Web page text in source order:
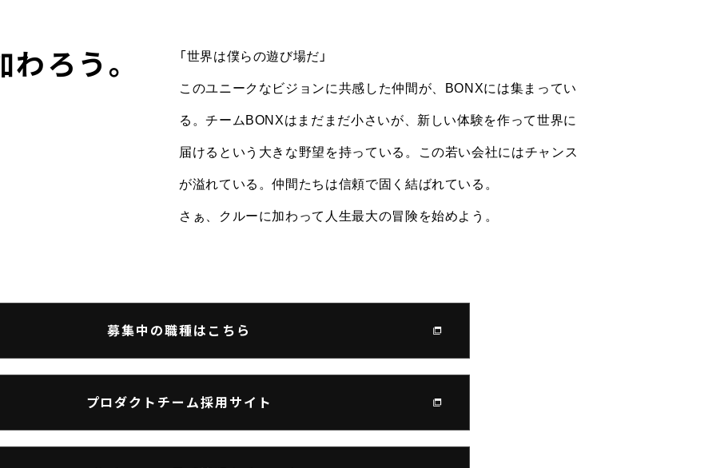
ろう。
「世界は僕らの遊び場だ」
このユニークなビジョンに共感した仲間が、BONXには集まってい
る。チームBONXはまだまだ小さいが、新しい体験を作って世界に
届けるという大きな野望を持っている。この若い会社にはチャンス
が溢れている。仲間たちは信頼で固く結ばれている。
さぁ、クルーに加わって人生最大の冒険を始めよう。
募集中の職種はこちら
プロダクトチーム採用サイト
BONX MAIL
最新情報を常に逃さず手に入れよう。
利用規約 及びプライバシーポリシー
同意し、サインアップします。